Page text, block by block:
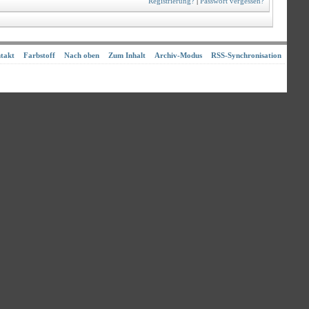
Farbstoff Nach oben Zum Inhalt Archiv-Modus RSS-Synchronisation